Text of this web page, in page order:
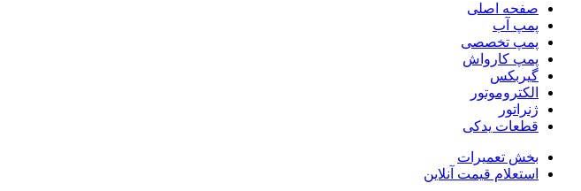
صفحه اصلی
پمپ آب
پمپ تخصصی
پمپ کارواش
گیربکس
الکتروموتور
ژنراتور
قطعات یدکی
بخش تعمیرات
استعلام قیمت آنلاین